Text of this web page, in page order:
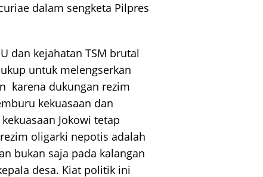
dalam sengketa Pilpres
dan kejahatan TSM brutal
untuk melengserkan
karena dukungan rezim
kekuasaan dan
Jokowi tetap
oligarki nepotis adalah
bukan saja pada kalangan
desa. Kiat politik ini